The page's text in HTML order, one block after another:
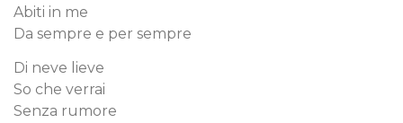
Abiti in me
Da sempre e per sempre
Di neve lieve
So che verrai
Senza rumore